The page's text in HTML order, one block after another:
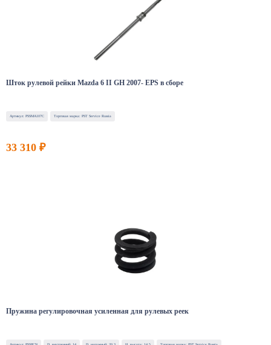
Шток рулевой рейки Mazda 6 II GH 2007- EPS в сборе
Артикул: PSSMA107C Торговая марка: PST Service Russia
33 310 ₽
Пружина регулировочная усиленная для рулевых реек